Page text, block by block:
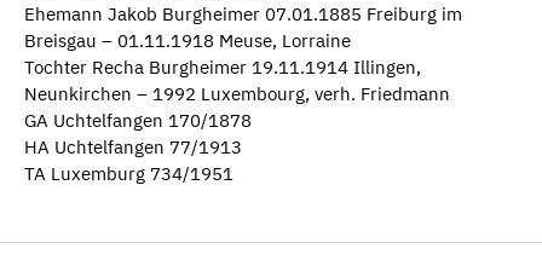
Ehemann Jakob Burgheimer 07.01.1885 Freiburg im
Breisgau – 01.11.1918 Meuse, Lorraine
Tochter Recha Burgheimer 19.11.1914 Illingen,
Neunkirchen – 1992 Luxembourg, verh. Friedmann
GA Uchtelfangen 170/1878
HA Uchtelfangen 77/1913
TA Luxemburg 734/1951